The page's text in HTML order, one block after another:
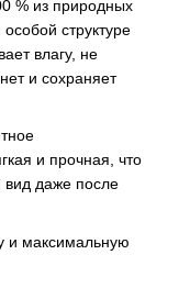
% из природных
структуре
влагу, не
и сохраняет
и прочная, что
вид даже после
и максимальную